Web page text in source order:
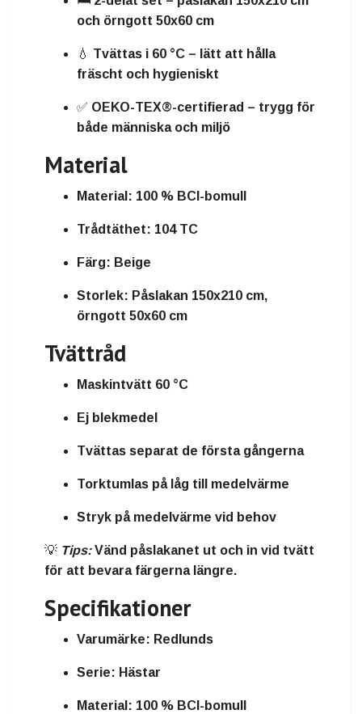
och örngott 50x60 cm
💧 Tvättas i 60 °C – lätt att hålla
fräscht och hygieniskt
✅ OEKO-TEX®-certifierad – trygg för
både människa och miljö
Material
Material: 100 % BCI-bomull
Trådtäthet: 104 TC
Färg: Beige
Storlek: Påslakan 150x210 cm,
örngott 50x60 cm
Tvättråd
Maskintvätt 60 °C
Ej blekmedel
Tvättas separat de första gångerna
Torktumlas på låg till medelvärme
Stryk på medelvärme vid behov
💡 Tips:Vänd påslakanet ut och in vid tvätt
för att bevara färgerna längre.
Specifikationer
Varumärke: Redlunds
Serie: Hästar
Material: 100 % BCI-bomull